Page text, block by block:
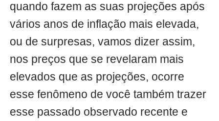
quando fazem as suas projeções após
vários anos de inflação mais elevada,
ou de surpresas, vamos dizer assim,
nos preços que se revelaram mais
elevados que as projeções, ocorre
esse fenômeno de você também trazer
esse passado observado recente e